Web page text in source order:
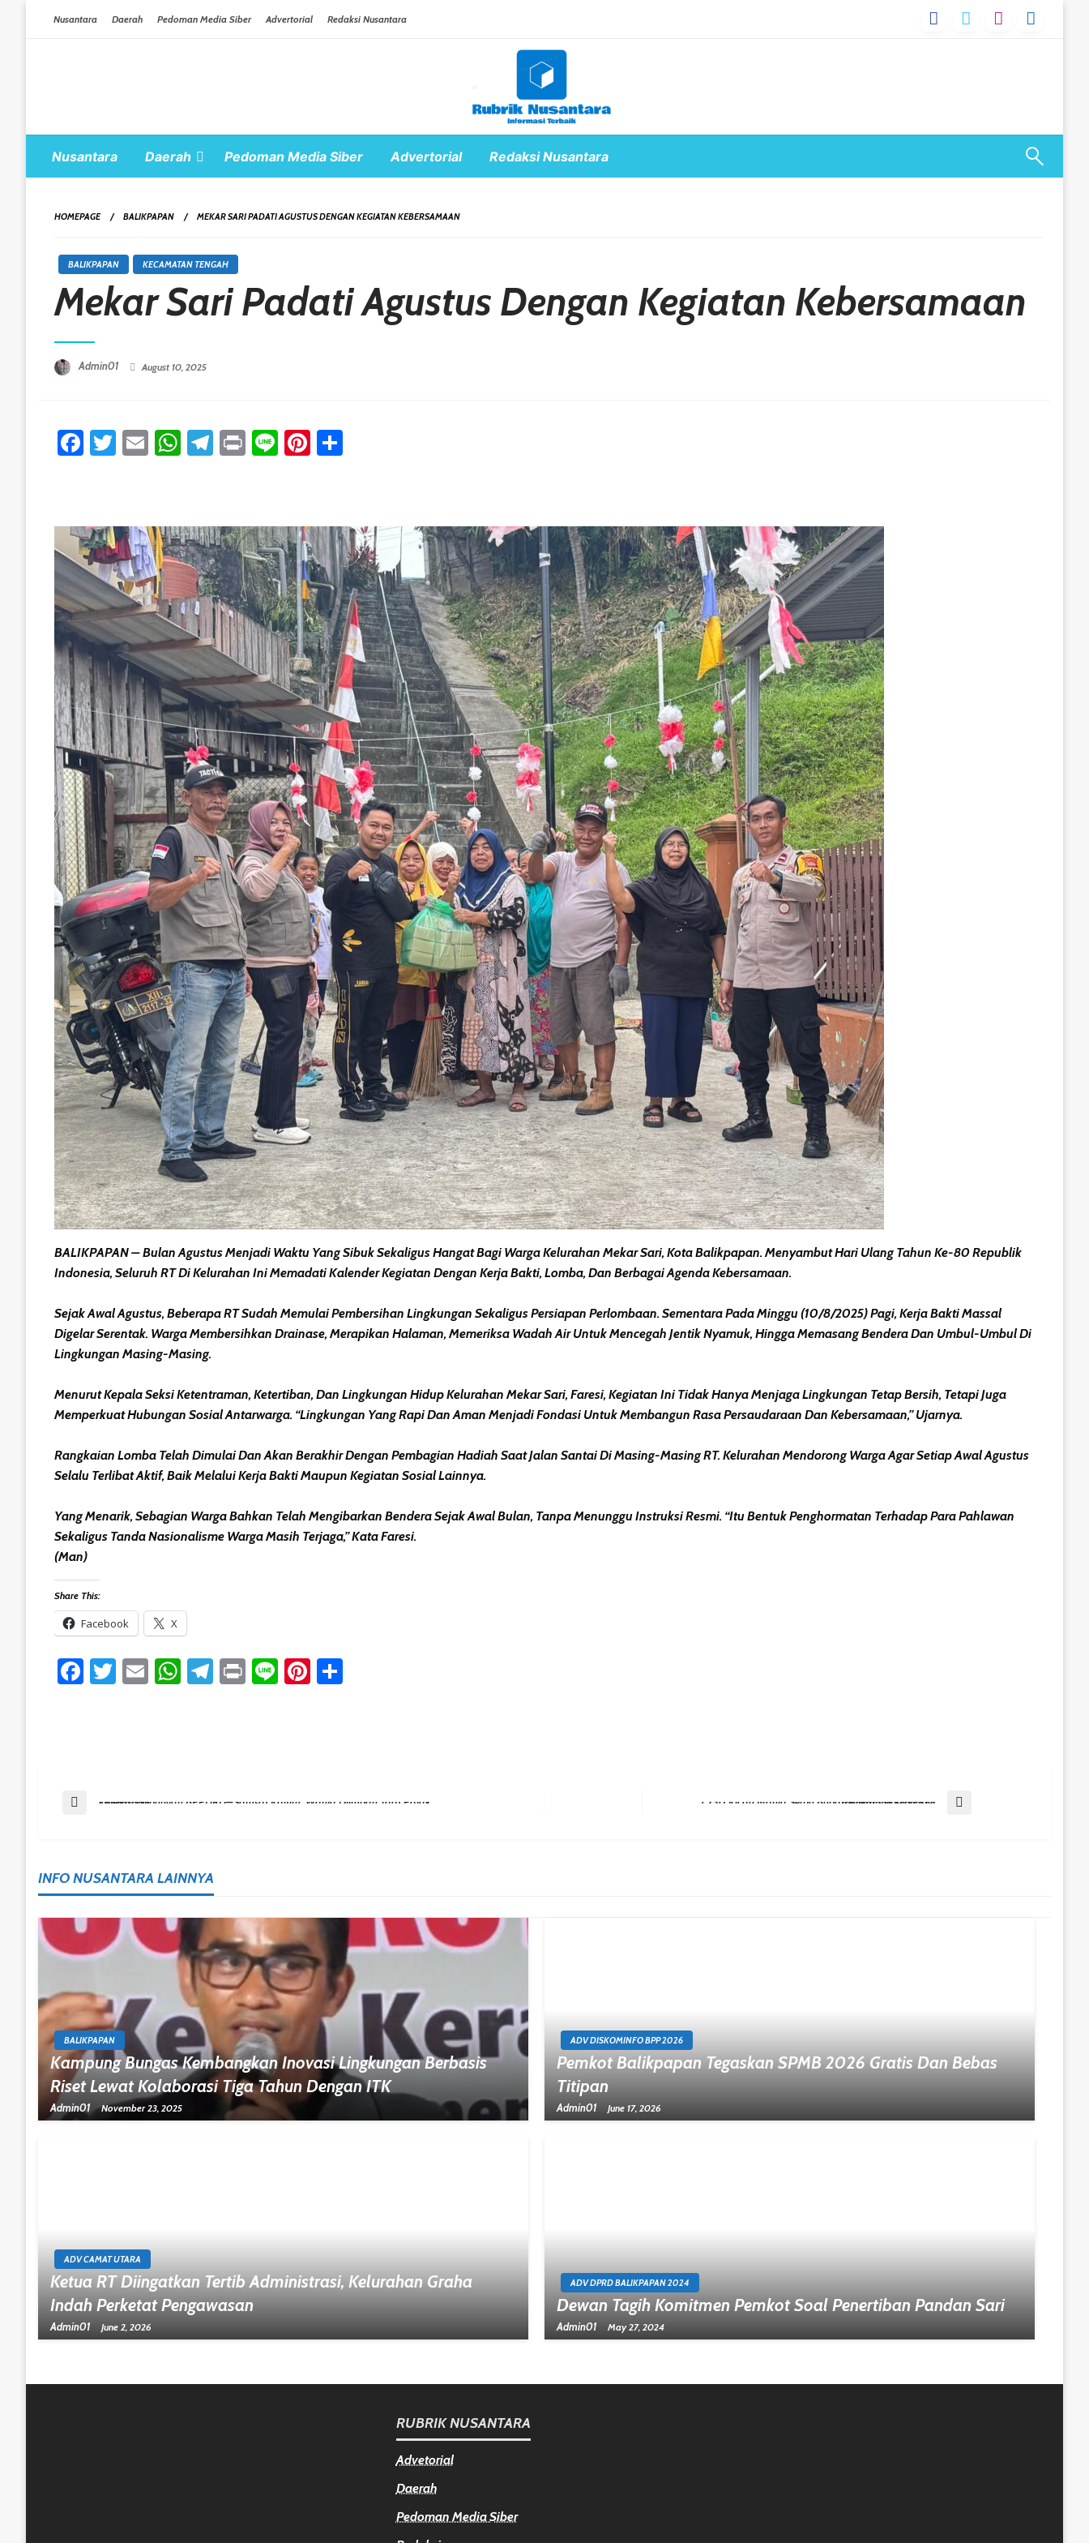
Nusantara Daerah Pedoman Media Siber Advertorial Redaksi Nusantara
Nusantara Daerah Pedoman Media Siber Advertorial Redaksi Nusantara
HOMEPAGE BALIKPAPAN MEKAR SARI PADATI AGUSTUS DENGAN KEGIATAN KEBERSAMAAN
BALIKPAPAN KECAMATAN TENGAH
Mekar Sari Padati Agustus Dengan Kegiatan Kebersamaan
Admin01 August 10, 2025
Facebook
Twitter
EmailWhatsApp
Telegram
PrintLinePinterest
BALIKPAPAN – Bulan Agustus Menjadi Waktu Yang Sibuk Sekaligus Hangat Bagi Warga Kelurahan Mekar Sari, Kota Balikpapan. Menyambut Hari Ulang Tahun Ke-80 Republik
Indonesia, Seluruh RT Di Kelurahan Ini Memadati Kalender Kegiatan Dengan Kerja Bakti, Lomba, Dan Berbagai Agenda Kebersamaan.
Sejak Awal Agustus, Beberapa RT Sudah Memulai Pembersihan Lingkungan Sekaligus Persiapan Perlombaan. Sementara Pada Minggu (10/8/2025) Pagi, Kerja Bakti Massal
Digelar Serentak. Warga Membersihkan Drainase, Merapikan Halaman, Memeriksa Wadah Air Untuk Mencegah Jentik Nyamuk, Hingga Memasang Bendera Dan Umbul-Umbul Di
Lingkungan Masing-Masing.
Menurut Kepala Seksi Ketentraman, Ketertiban, Dan Lingkungan Hidup Kelurahan Mekar Sari, Faresi, Kegiatan Ini Tidak Hanya Menjaga Lingkungan Tetap Bersih, Tetapi Juga
Memperkuat Hubungan Sosial Antarwarga. “Lingkungan Yang Rapi Dan Aman Menjadi Fondasi Untuk Membangun Rasa Persaudaraan Dan Kebersamaan,” Ujarnya.
Rangkaian Lomba Telah Dimulai Dan Akan Berakhir Dengan Pembagian Hadiah Saat Jalan Santai Di Masing-Masing RT. Kelurahan Mendorong Warga Agar Setiap Awal Agustus
Selalu Terlibat Aktif, Baik Melalui Kerja Bakti Maupun Kegiatan Sosial Lainnya.
Yang Menarik, Sebagian Warga Bahkan Telah Mengibarkan Bendera Sejak Awal Bulan, Tanpa Menunggu Instruksi Resmi. “Itu Bentuk Penghormatan Terhadap Para Pahlawan
Sekaligus Tanda Nasionalisme Warga Masih Terjaga,” Kata Faresi.
(Man)
Share This:
Facebook X
Facebook
Twitter
EmailWhatsApp
Telegram
PrintLinePinterest
Post
Previous Post Operasi Gabungan BPPDRD–Samsat Kaltim, Warga Diimbau Taat Pajak Kendaraan 1.250 Kicau Mania Serbu Bupati Kukar Cup 2025 Di Tenggarong Seberang
INFO NUSANTARA LAINNYA
BALIKPAPAN
Kampung Bungas Kembangkan Inovasi Lingkungan Berbasis
Riset Lewat Kolaborasi Tiga Tahun Dengan ITK
Admin01 November 23, 2025
ADV DISKOMINFO BPP 2026
Pemkot Balikpapan Tegaskan SPMB 2026 Gratis Dan Bebas
Titipan
Admin01 June 17, 2026
ADV CAMAT UTARA
Ketua RT Diingatkan Tertib Administrasi, Kelurahan Graha
Indah Perketat Pengawasan
Admin01 June 2, 2026
ADV DPRD BALIKPAPAN 2024
Dewan Tagih Komitmen Pemkot Soal Penertiban Pandan Sari
Admin01 May 27, 2024
RUBRIK NUSANTARA
Advetorial
Daerah
Pedoman Media Siber